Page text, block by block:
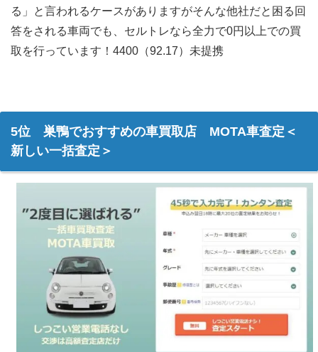
る」と言われるケースがありますがそんな他社だと困る回
答をされる車両でも、セルトレなら全力で0円以上での買
取を行っています！4400（92.17）未提携
5位 巣鴨でおすすめの車買取店 MOTA車査定＜
新しい一括査定＞